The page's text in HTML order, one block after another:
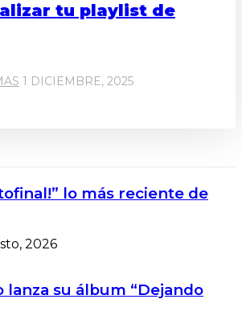
tu playlist de
1 DICIEMBRE, 2025
lo más reciente de
2026
lanza su álbum “Dejando